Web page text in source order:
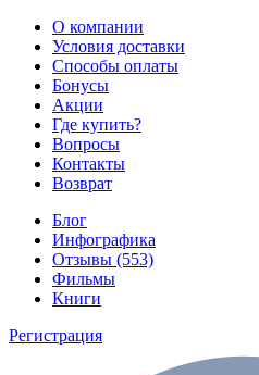
О компании
Условия доставки
Способы оплаты
Бонусы
Акции
Где купить?
Вопросы
Контакты
Возврат
Блог
Инфографика
Отзывы (553)
Фильмы
Книги
Регистрация